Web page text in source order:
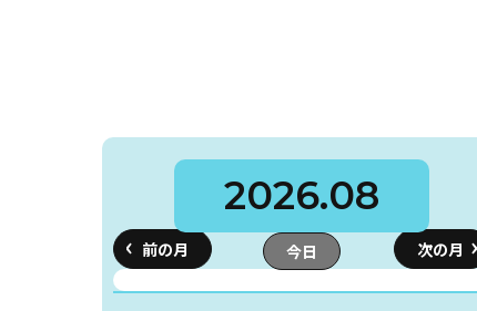
今日
2026.08
勝沼図書館
大和図書館
甘草屋敷子ども図書館
読書アニマシオン